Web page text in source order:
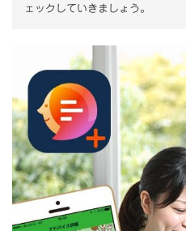
ェックしていきましょう。